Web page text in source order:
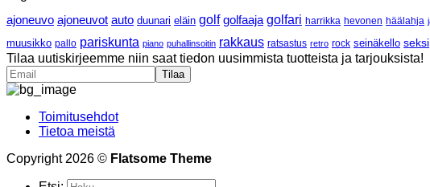
ajoneuvo ajoneuvot auto duunari eläin golf golfaaja golfari harrikka hevonen häälahja
muusikko pallo pariskunta piano puhallinsoitin rakkaus ratsastus retro rock seinäkello seksi
Tilaa uutiskirjeemme niin saat tiedon uusimmista tuotteista ja tarjouksista!
Toimitusehdot
Tietoa meistä
Copyright 2026 © Flatsome Theme